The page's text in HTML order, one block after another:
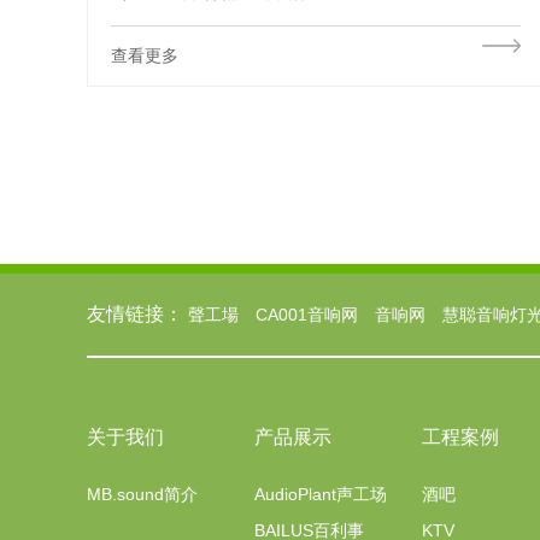
查看更多
友情链接： 聲工場 CA001音响网 音响网 慧聪音响灯
关于我们
MB.sound简介
产品展示
AudioPlant声工场
BAILUS百利事
工程案例
酒吧
KTV